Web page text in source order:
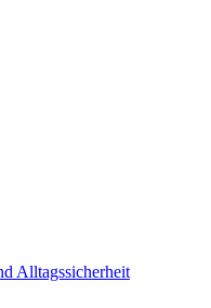
Alltagssicherheit